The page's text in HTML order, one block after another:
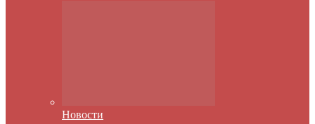
Новости